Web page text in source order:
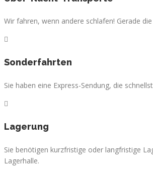
Wir fahren, wenn andere schlafen! Gerade
Sonderfahrten
Sie haben eine Express-Sendung, die
Lagerung
Sie benötigen kurzfristige oder langfristige
Lagerhalle.